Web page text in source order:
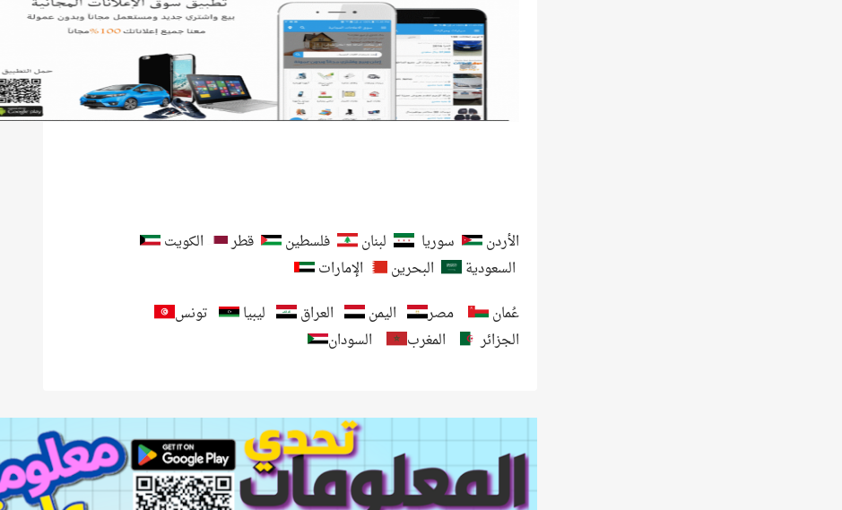
الأردن سوريا لبنان فلسطين قطر
الكويت
السعودية
البحرين
الإمارات
عُمان
مصر اليمن العراق ليبيا
تونس
الجزائر
المغرب السودان